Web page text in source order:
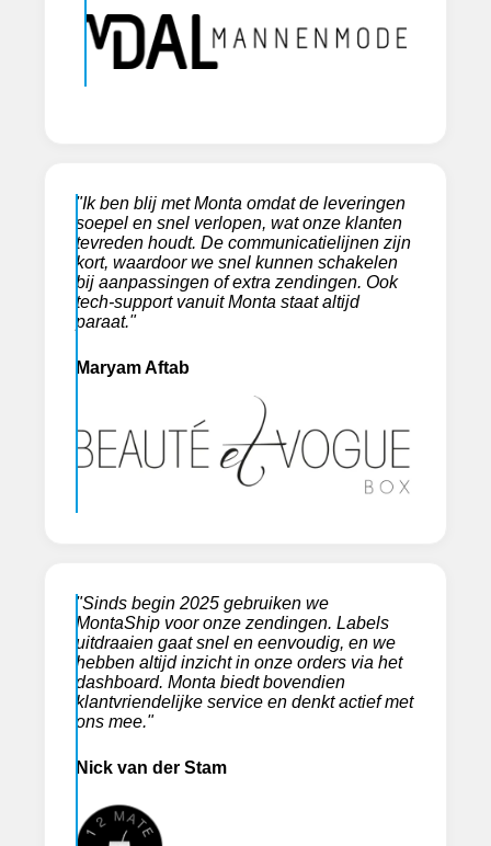
"Ik ben blij met Monta omdat de leveringen
soepel en snel verlopen, wat onze klanten
tevreden houdt. De communicatielijnen zijn
kort, waardoor we snel kunnen schakelen
bij aanpassingen of extra zendingen. Ook
tech-support vanuit Monta staat altijd
paraat."
Maryam Aftab
"Sinds begin 2025 gebruiken we
MontaShip voor onze zendingen. Labels
uitdraaien gaat snel en eenvoudig, en we
hebben altijd inzicht in onze orders via het
dashboard. Monta biedt bovendien
klantvriendelijke service en denkt actief met
ons mee."
Nick van der Stam